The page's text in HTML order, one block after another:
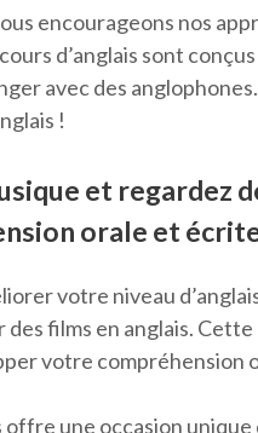
encourageons nos
d’anglais sont
avec des
!
et regardez
orale et
votre niveau
des films en anglais.
votre compréhension
offre une occasion